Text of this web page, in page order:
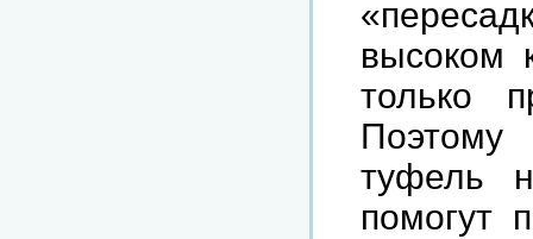
высоком
только
туфель
помогут